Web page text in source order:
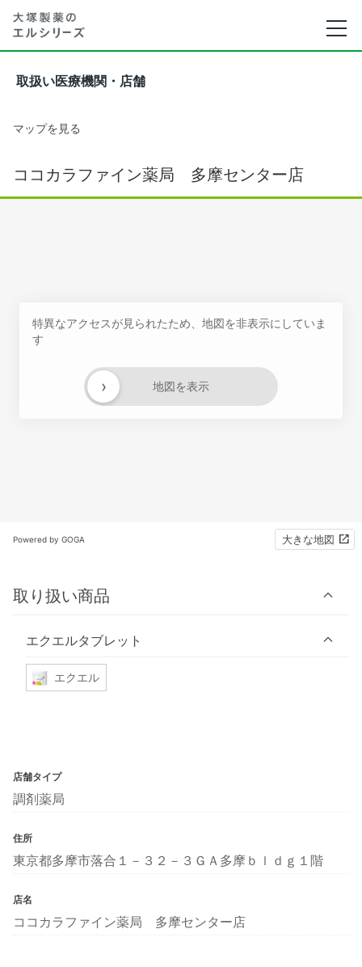
取扱い医療機関・店舗
マップを見る
ココカラファイン薬局 多摩センター店
特異なアクセスが見られたため、地図を非表示にしていま
す
地図を表示
›
Powered by GOGA 大きな地図
取り扱い商品
エクエルタブレット
エクエル
店舗タイプ
調剤薬局
住所
東京都多摩市落合１－３２－３ＧＡ多摩ｂｌｄｇ１階
店名
ココカラファイン薬局 多摩センター店